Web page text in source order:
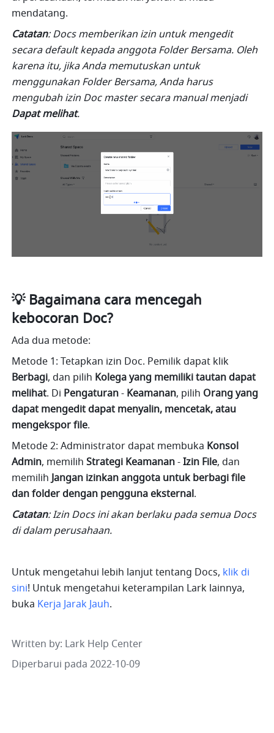
mendatang.
Catatan: Docs memberikan izin untuk mengedit
secara default kepada anggota Folder Bersama. Oleh
karena itu, jika Anda memutuskan untuk
menggunakan Folder Bersama, Anda harus
mengubah izin Doc master secara manual menjadi
Dapat melihat.
💡 Bagaimana cara mencegah
kebocoran Doc?
Ada dua metode:
Berbagi, dan pilih Kolega yang memiliki tautan dapat
melihat. Di Pengaturan - Keamanan, pilih Orang yang
dapat mengedit dapat menyalin, mencetak, atau
mengekspor file.
Metode 2: Administrator dapat membuka Konsol
Admin, memilih Strategi Keamanan - Izin File, dan
memilih Jangan izinkan anggota untuk berbagi file
dan folder dengan pengguna eksternal.
Catatan: Izin Docs ini akan berlaku pada semua Docs
di dalam perusahaan.
Untuk mengetahui lebih lanjut tentang Docs, klik di
sini! Untuk mengetahui keterampilan Lark lainnya,
buka Kerja Jarak Jauh.
Written by: Lark Help Center
Diperbarui pada 2022-10-09